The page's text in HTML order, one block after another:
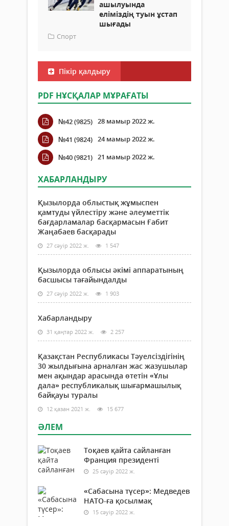
ашылуында
еліміздің туын ұстап
шығады
Спорт
Пікір қалдыру
PDF НҰСҚАЛАР МҰРАҒАТЫ
№42 (9825) 28 мамыр 2022 ж.
№41 (9824) 24 мамыр 2022 ж.
№40 (9821) 21 мамыр 2022 ж.
ХАБАРЛАНДЫРУ
Қызылорда облыстық жұмыспен
қамтуды үйлестіру және әлеуметтік
бағдарламалар басқармасын Ғабит
Жаңабаев басқарады
27 сәуір 2022 ж. 1 547
Қызылорда облысы әкімі аппаратының
басшысы тағайындалды
27 сәуір 2022 ж. 1 903
Хабарландыру
31 қаңтар 2022 ж. 2 257
Қазақстан Республикасы Тәуелсіздігінің
30 жылдығына арналған жас жазушылар
мен ақындар арасында өтетін «Ұлы
дала» республикалық шығармашылық
байқауы туралы
12 қазан 2021 ж. 15 677
ӘЛЕМ
Тоқаев қайта сайланған
Франция президенті
25 сәуір 2022 ж.
«Сабасына түсер»: Медведев
НАТО-ға қосылмақ
15 сәуір 2022 ж.